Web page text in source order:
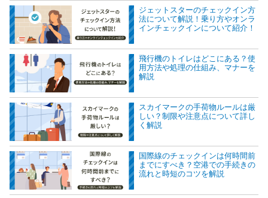
ジェットスターのチェックイン方
法について解説！乗り方やオンラ
インチェックインについて紹介！
飛行機のトイレはどこにある？使
用方法や処理の仕組み、マナーを
解説
スカイマークの手荷物ルールは厳
しい？制限や注意点について詳し
く解説
国際線のチェックインは何時間前
までにすべき？空港での手続きの
流れと時短のコツを解説